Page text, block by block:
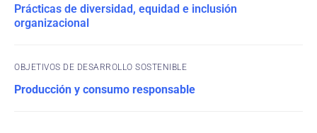
Prácticas de diversidad, equidad e inclusión
organizacional
OBJETIVOS DE DESARROLLO SOSTENIBLE
Producción y consumo responsable